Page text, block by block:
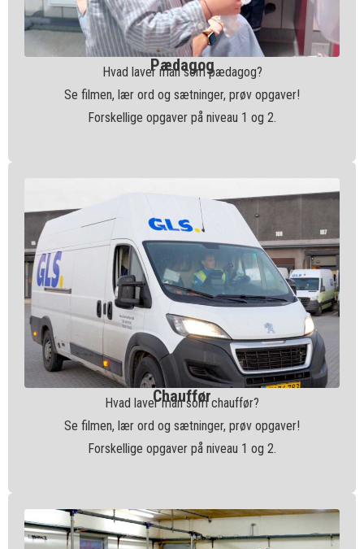
Pædagog
Hvad laver man som pædagog?
Se filmen, lær ord og sætninger, prøv opgaver!
Forskellige opgaver på niveau 1 og 2.
Chauffør
Hvad laver man som chauffør?
Se filmen, lær ord og sætninger, prøv opgaver!
Forskellige opgaver på niveau 1 og 2.